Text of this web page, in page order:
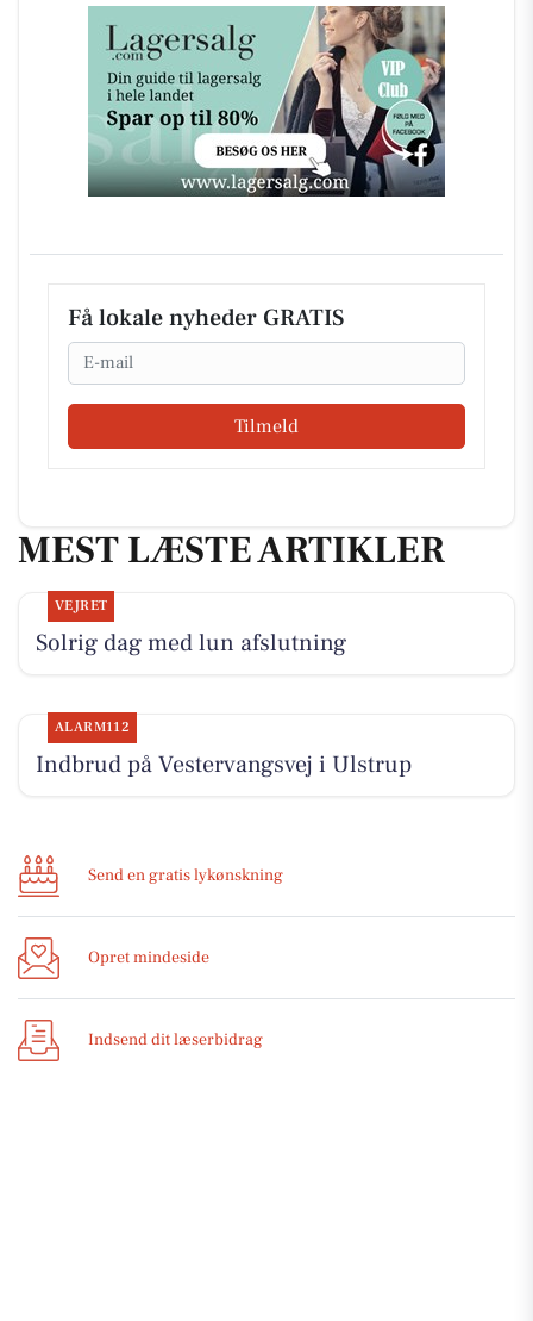
Få lokale nyheder GRATIS
Email
Tilmeld
MEST LÆSTE ARTIKLER
VEJRET
Solrig dag med lun afslutning
ALARM112
Indbrud på Vestervangsvej i Ulstrup
Send en gratis lykønskning
Opret mindeside
Indsend dit læserbidrag